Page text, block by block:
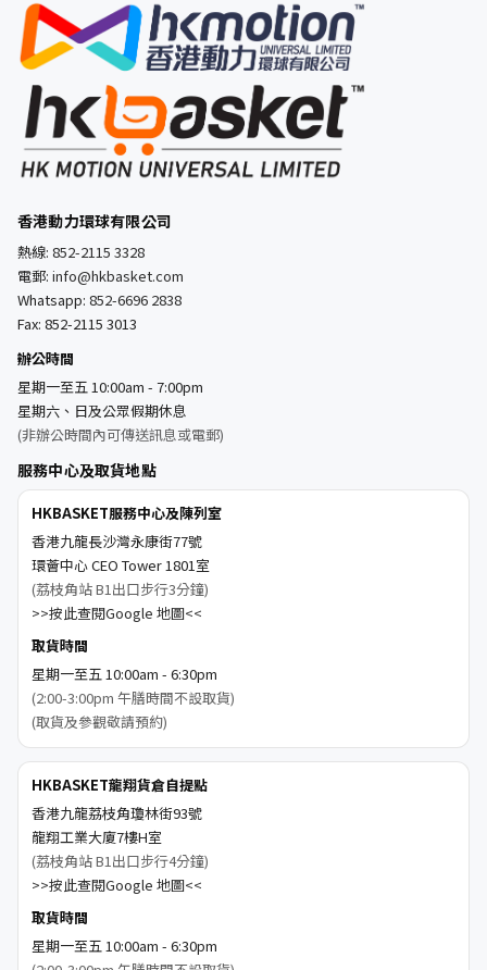
香港動力環球有限公司
熱線: 852-2115 3328
電郵: info@hkbasket.com
Whatsapp: 852-6696 2838
Fax: 852-2115 3013
辦公時間
星期一至五 10:00am - 7:00pm
星期六、日及公眾假期休息
(非辦公時間內可傳送訊息或電郵)
服務中心及取貨地點
HKBASKET服務中心及陳列室
香港九龍長沙灣永康街77號
環薈中心 CEO Tower 1801室
(荔枝角站 B1出口步行3分鐘)
>>按此查閱Google 地圖<<
取貨時間
星期一至五 10:00am - 6:30pm
(2:00-3:00pm 午膳時間不設取貨)
(取貨及參觀敬請預約)
HKBASKET龍翔貨倉自提點
香港九龍荔枝角瓊林街93號
龍翔工業大廈7樓H室
(荔枝角站 B1出口步行4分鐘)
>>按此查閱Google 地圖<<
取貨時間
星期一至五 10:00am - 6:30pm